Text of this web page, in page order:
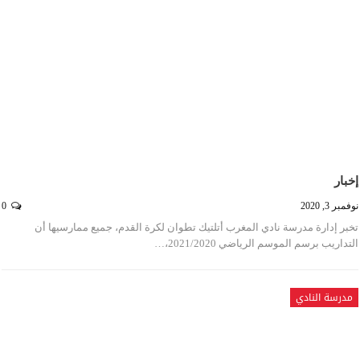
إخبار
نوفمبر 3, 2020
تخبر إدارة مدرسة نادي المغرب أتلتيك تطوان لكرة القدم، جميع ممارسيها أن
التداريب برسم الموسم الرياضي 2021/2020،…
مدرسة النادي